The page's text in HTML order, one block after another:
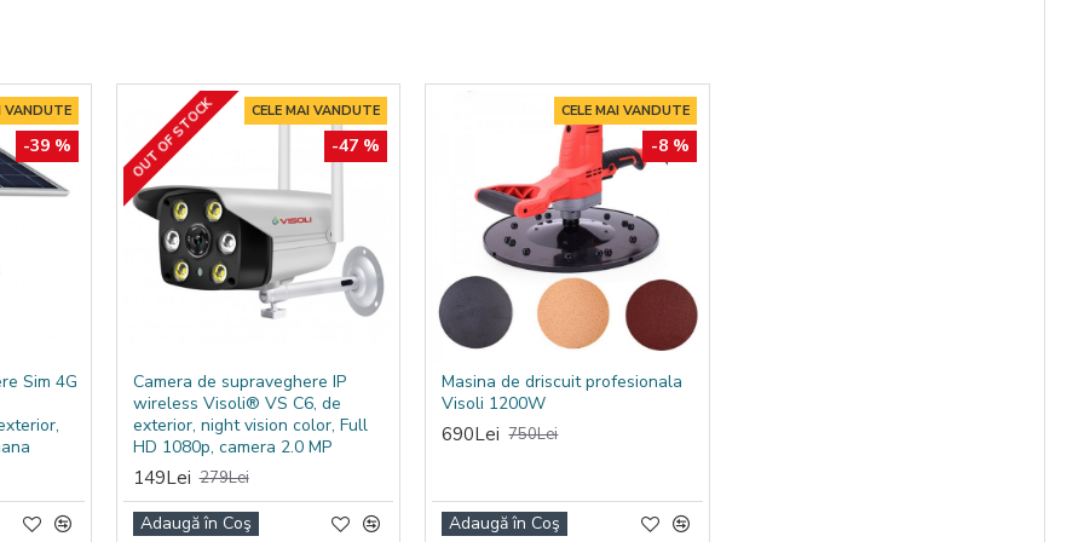
VANDUTE
-39 %
Sim 4G
CELE MAI VANDUTE
-47 %
OUT OF STOCK
Camera de supraveghere IP
wireless Visoli® VS C6, de
exterior, night vision color, Full
HD 1080p, camera 2.0 MP
149Lei 279Lei
Adaugă în Coş
CELE MAI VANDUTE
-8 %
Masina de driscuit profesionala
Visoli 1200W
690Lei 750Lei
Adaugă în Coş